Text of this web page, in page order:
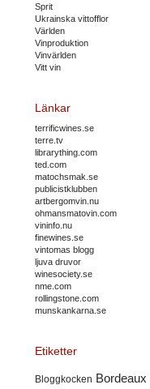
Sprit
Ukrainska vittofflor
Världen
Vinproduktion
Vinvärlden
Vitt vin
Länkar
terrificwines.se
terre.tv
librarything.com
ted.com
matochsmak.se
publicistklubben
artbergomvin.nu
ohmansmatovin.com
vininfo.nu
finewines.se
vintomas blogg
ljuva druvor
winesociety.se
nme.com
rollingstone.com
munskankarna.se
Etiketter
Bloggkocken Bordeaux